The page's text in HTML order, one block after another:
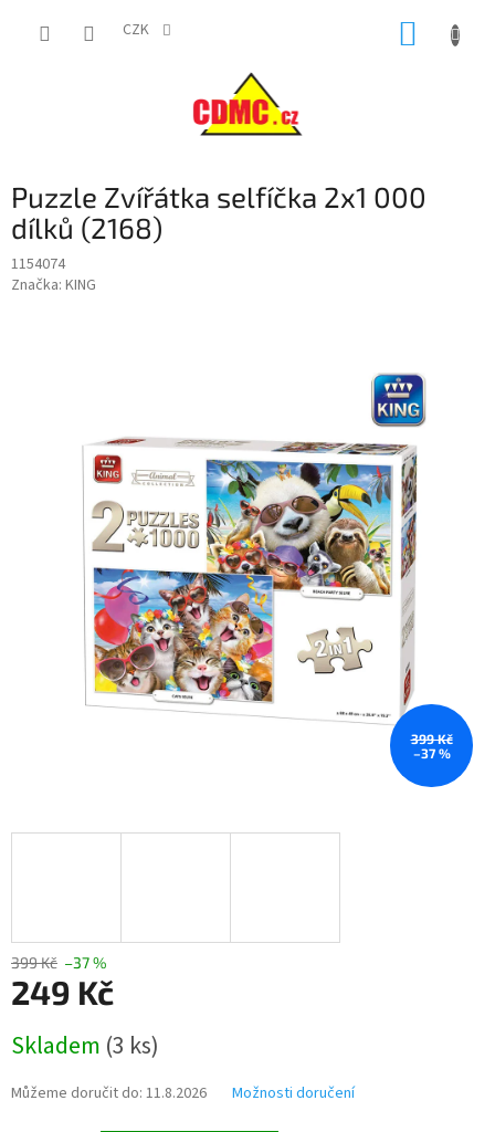
CZK
Puzzle Zvířátka selfíčka 2x1 000
dílků (2168)
1154074
Značka: KING
399 Kč
–37 %
399 Kč –37 %
249 Kč
cena:
Skladem (3 ks)
Můžeme doručit do: 11.8.2026 Možnosti doručení